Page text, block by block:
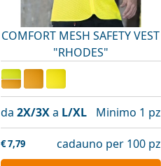
COMFORT MESH SAFETY VEST
"RHODES"
da 2X/3Xa L/XL Minimo 1 pz
€7,79
cadauno per 100 pz